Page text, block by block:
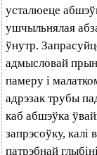
усталюеце
ушчыльнялая
ўнутр.
адмысловай
памеру і
адрэзак трубы
каб абшэўка
запрэсоўку, калі
патрэбнай